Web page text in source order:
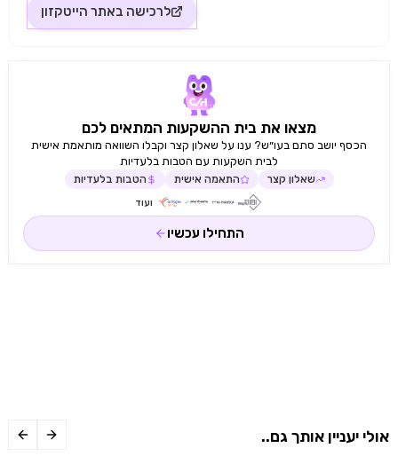
לרכישה באתר הייטקזון
מצאו את בית ההשקעות המתאים לכם
הכסף יושב סתם בעו״ש? ענו על שאלון קצר וקבלו השוואה מותאמת אישית
לבית השקעות עם הטבות בלעדיות
שאלון קצר התאמה אישית הטבות בלעדיות
ועוד
התחילו עכשיו
אולי יעניין אותך גם..